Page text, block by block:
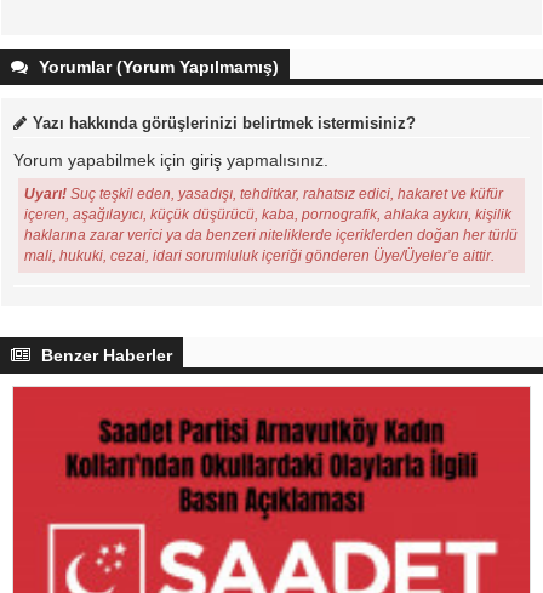
Yorumlar (Yorum Yapılmamış)
Yazı hakkında görüşlerinizi belirtmek istermisiniz?
Yorum yapabilmek için giriş yapmalısınız.
Uyarı! Suç teşkil eden, yasadışı, tehditkar, rahatsız edici, hakaret ve küfür
içeren, aşağılayıcı, küçük düşürücü, kaba, pornografik, ahlaka aykırı, kişilik
haklarına zarar verici ya da benzeri niteliklerde içeriklerden doğan her türlü
mali, hukuki, cezai, idari sorumluluk içeriği gönderen Üye/Üyeler’e aittir.
Benzer Haberler